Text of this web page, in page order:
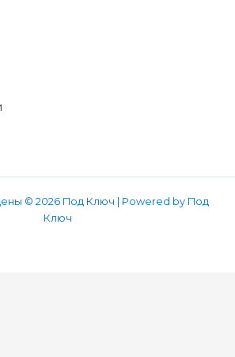
© 2026 Под Ключ | Powered by Под
Ключ